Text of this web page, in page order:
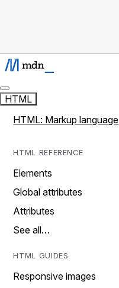
HTML
HTML: Markup language
HTML REFERENCE
Elements
Global attributes
Attributes
See all…
HTML GUIDES
Responsive images